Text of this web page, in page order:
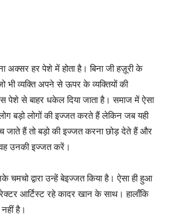
अक्सर हर पेशे में होता है। बिना जी हज़ूरी के
भी व्यक्ति अपने से ऊपर के व्यक्तियों की
पेशे से बाहर धकेल दिया जाता है। समाज में ऐसा
बड़ो लोगों की इज्जत करते हैं लेकिन जब यही
जाते हैं तो बड़ो की इज्जत करना छोड़ देते हैं और
उनकी इज्जत करें।
चमचो द्वारा उन्हें बेइज्जत किया है। ऐसा ही हुआ
आर्टिस्ट रहे कादर खान के साथ। हालाँकि
है।